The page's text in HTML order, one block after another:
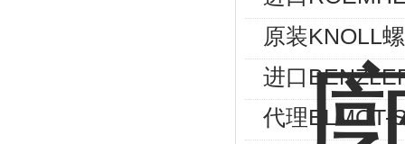
原装KNOLL
进口
代理ELMOT-